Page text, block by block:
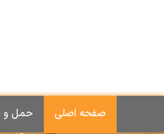
صفحه اصلی حمل و